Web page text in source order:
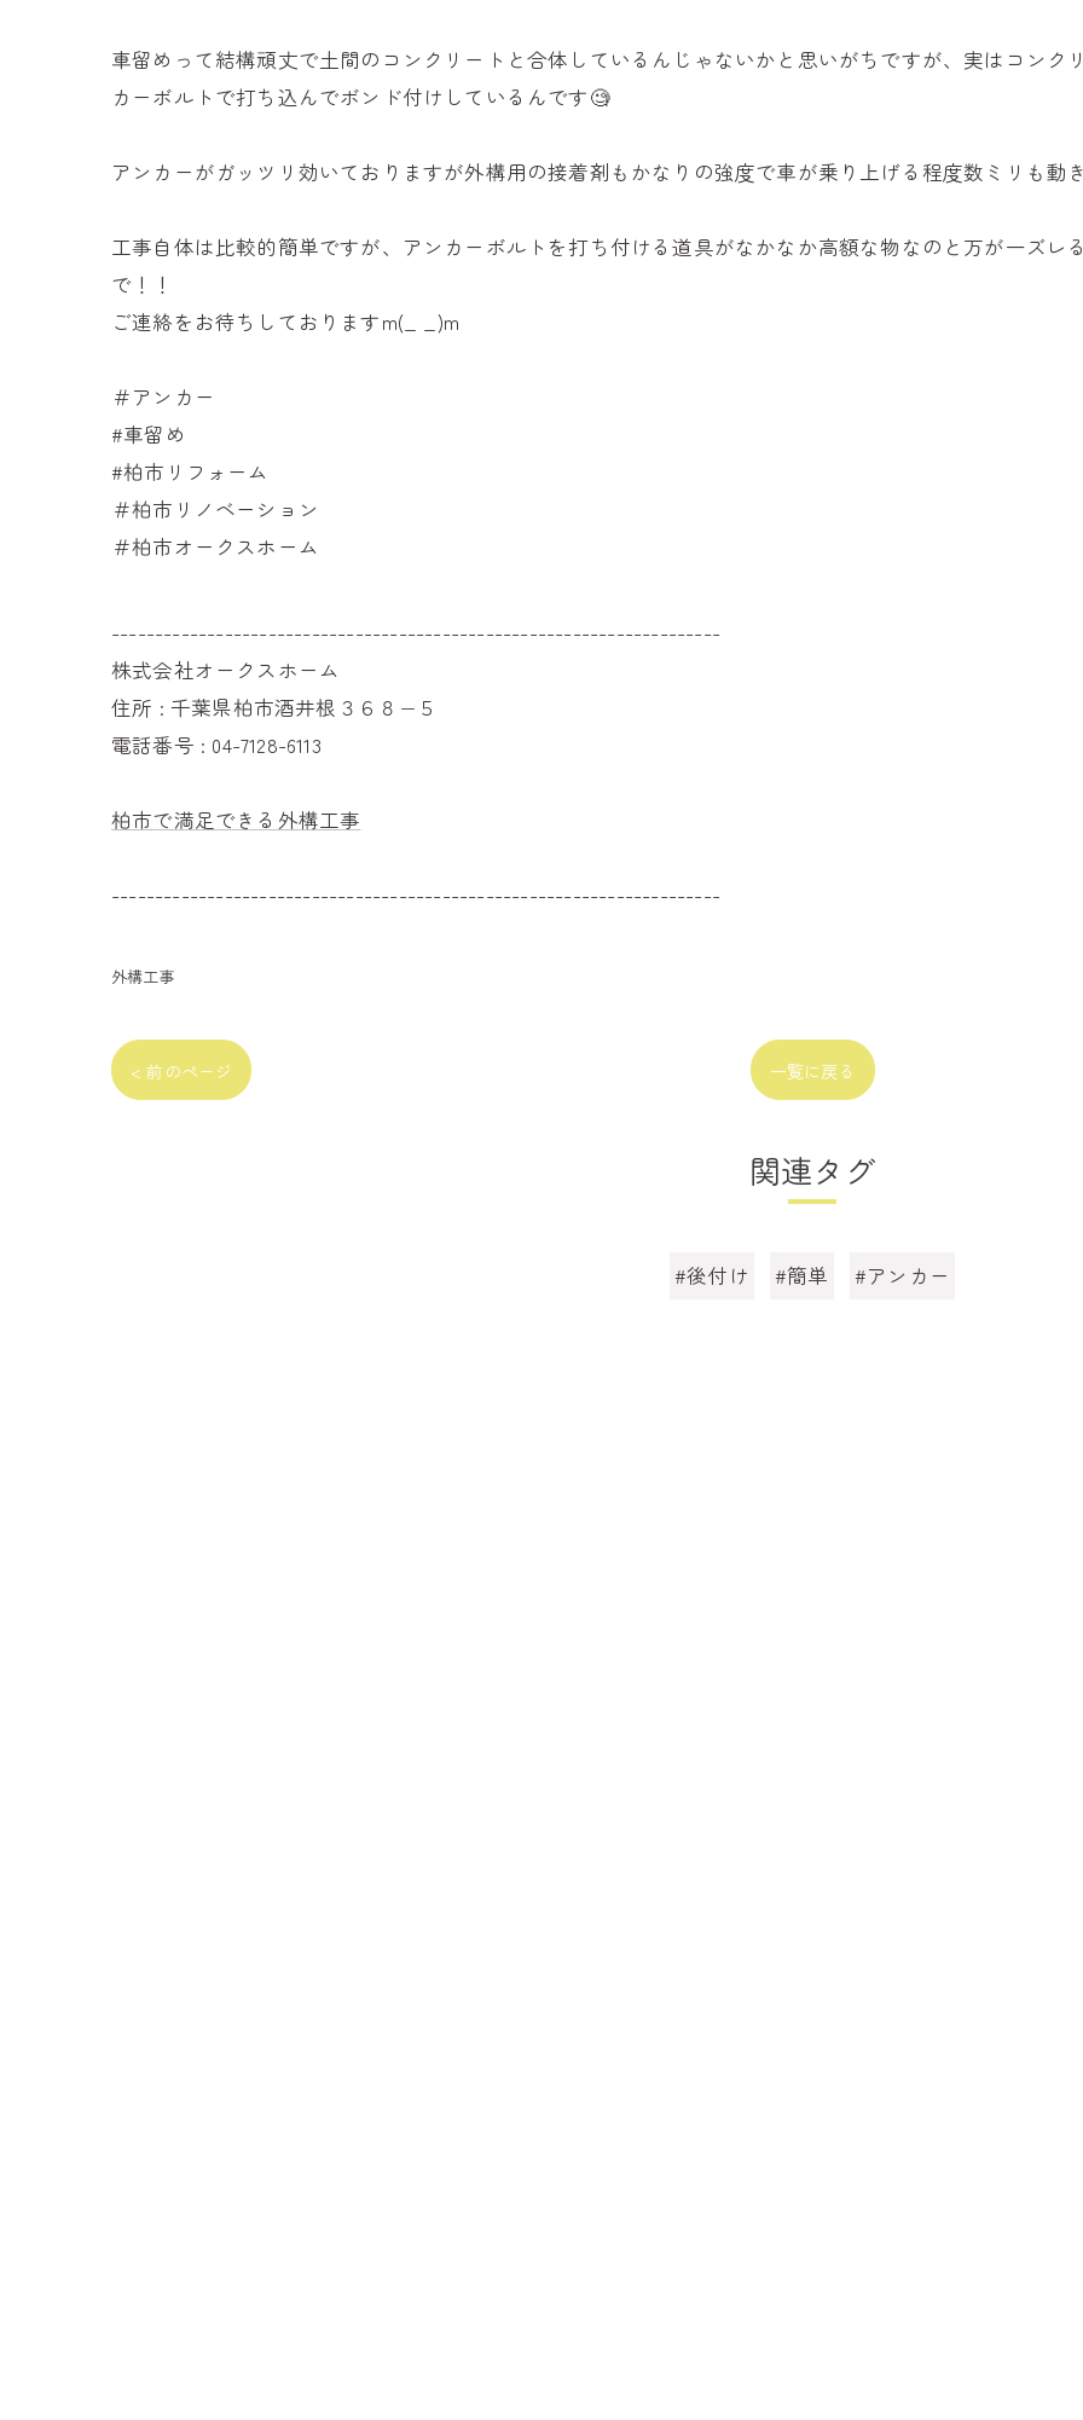
車留めって結構頑丈で土間のコンクリートと合体しているんじゃないかと思いがちですが、実はコンク
カーボルトで打ち込んでボンド付けしているんです🧐
アンカーがガッツリ効いておりますが外構用の接着剤もかなりの強度で車が乗り上げる程度数ミリも動
工事自体は比較的簡単ですが、アンカーボルトを打ち付ける道具がなかなか高額な物なのと万が一ズレ
で！！
ご連絡をお待ちしておりますm(_ _)m
＃アンカー
#車留め
#柏市リフォーム
＃柏市リノベーション
＃柏市オークスホーム
----------------------------------------------------------------------
株式会社オークスホーム
住所 : 千葉県柏市酒井根３６８−５
電話番号 : 04-7128-6113
柏市で満足できる外構工事
----------------------------------------------------------------------
外構工事
< 前のページ 一覧に戻る
関連タグ
#後付け #簡単 #アンカー